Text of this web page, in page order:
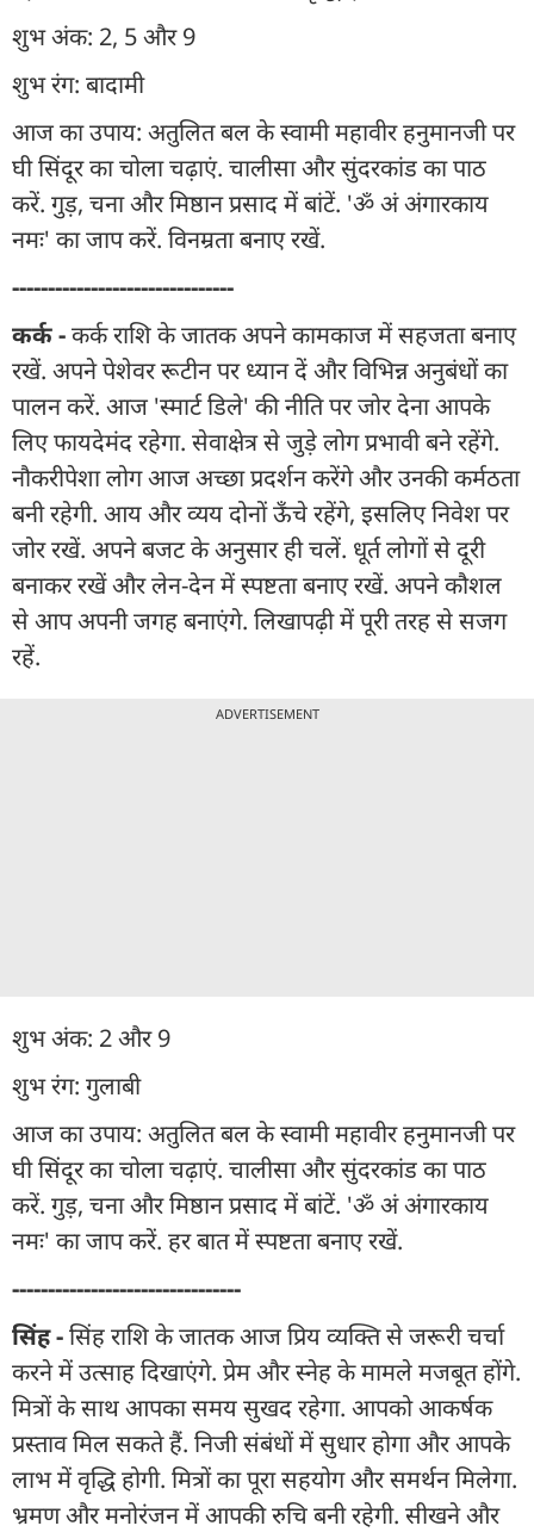
शुभ अंक: 2, 5 और 9
शुभ रंग: बादामी
आज का उपाय: अतुलित बल के स्वामी महावीर हनुमानजी पर
घी सिंदूर का चोला चढ़ाएं. चालीसा और सुंदरकांड का पाठ
करें. गुड़, चना और मिष्ठान प्रसाद में बांटें. 'ॐ अं अंगारकाय
नमः' का जाप करें. विनम्रता बनाए रखें.
-------------------------------
कर्क -कर्क राशि के जातक अपने कामकाज में सहजता बनाए
रखें. अपने पेशेवर रूटीन पर ध्यान दें और विभिन्न अनुबंधों का
पालन करें. आज 'स्मार्ट डिले' की नीति पर जोर देना आपके
लिए फायदेमंद रहेगा. सेवाक्षेत्र से जुड़े लोग प्रभावी बने रहेंगे.
नौकरीपेशा लोग आज अच्छा प्रदर्शन करेंगे और उनकी कर्मठता
बनी रहेगी. आय और व्यय दोनों ऊँचे रहेंगे, इसलिए निवेश पर
जोर रखें. अपने बजट के अनुसार ही चलें. धूर्त लोगों से दूरी
बनाकर रखें और लेन-देन में स्पष्टता बनाए रखें. अपने कौशल
से आप अपनी जगह बनाएंगे. लिखापढ़ी में पूरी तरह से सजग
रहें.
ADVERTISEMENT
शुभ अंक: 2 और 9
शुभ रंग: गुलाबी
आज का उपाय: अतुलित बल के स्वामी महावीर हनुमानजी पर
घी सिंदूर का चोला चढ़ाएं. चालीसा और सुंदरकांड का पाठ
करें. गुड़, चना और मिष्ठान प्रसाद में बांटें. 'ॐ अं अंगारकाय
नमः' का जाप करें. हर बात में स्पष्टता बनाए रखें.
--------------------------------
सिंह -सिंह राशि के जातक आज प्रिय व्यक्ति से जरूरी चर्चा
करने में उत्साह दिखाएंगे. प्रेम और स्नेह के मामले मजबूत होंगे.
मित्रों के साथ आपका समय सुखद रहेगा. आपको आकर्षक
प्रस्ताव मिल सकते हैं. निजी संबंधों में सुधार होगा और आपके
लाभ में वृद्धि होगी. मित्रों का पूरा सहयोग और समर्थन मिलेगा.
भ्रमण और मनोरंजन में आपकी रुचि बनी रहेगी. सीखने और